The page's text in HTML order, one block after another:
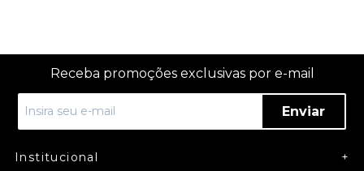
Receba promoções exclusivas por e-mail
Enviar
Institucional